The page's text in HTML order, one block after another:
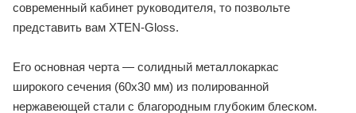
современный кабинет руководителя, то позвольте
представить вам XTEN-Gloss.
Его основная черта — солидный металлокаркас
широкого сечения (60х30 мм) из полированной
нержавеющей стали с благородным глубоким блеском.